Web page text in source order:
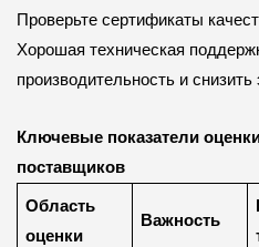
Проверьте сертификаты
Хорошая техническая
производительность и
Ключевые показатели
поставщиков
Область
оценки
Важность